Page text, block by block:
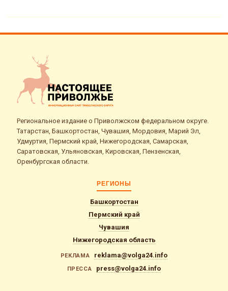
Региональное издание о Приволжском федеральном округе.
Татарстан, Башкортостан, Чувашия, Мордовия, Марий Эл,
Удмуртия, Пермский край, Нижегородская, Самарская,
Саратовская, Ульяновская, Кировская, Пензенская,
Оренбургская области.
РЕГИОНЫ
Башкортостан
Пермский край
Чувашия
Нижегородская область
РЕКЛАМА reklama@volga24.info
ПРЕССА press@volga24.info